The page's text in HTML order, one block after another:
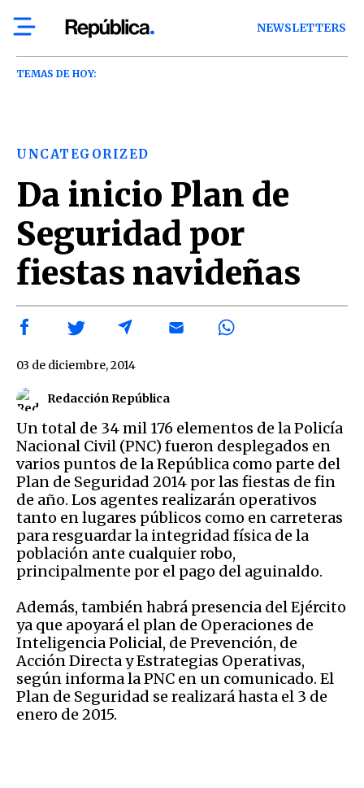
NEWSLETTERS
TEMAS DE HOY:
UNCATEGORIZED
Da inicio Plan de
Seguridad por
fiestas navideñas
Redacción República
03 de diciembre, 2014
Un total de 34 mil 176 elementos de la Policía
Nacional Civil (PNC) fueron desplegados en
varios puntos de la República como parte del
Plan de Seguridad 2014 por las fiestas de fin
de año. Los agentes realizarán operativos
tanto en lugares públicos como en carreteras
para resguardar la integridad física de la
población ante cualquier robo,
principalmente por el pago del aguinaldo.
Además, también habrá presencia del Ejército
ya que apoyará el plan de Operaciones de
Inteligencia Policial, de Prevención, de
Acción Directa y Estrategias Operativas,
según informa la PNC en un comunicado. El
Plan de Seguridad se realizará hasta el 3 de
enero de 2015.